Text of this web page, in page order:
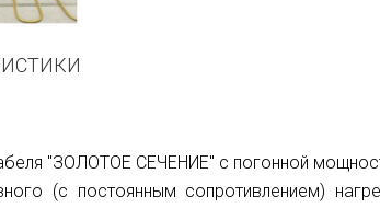
"ЗОЛОТОЕ СЕЧЕНИЕ" с погонной
(с постоянным сопротивлением)